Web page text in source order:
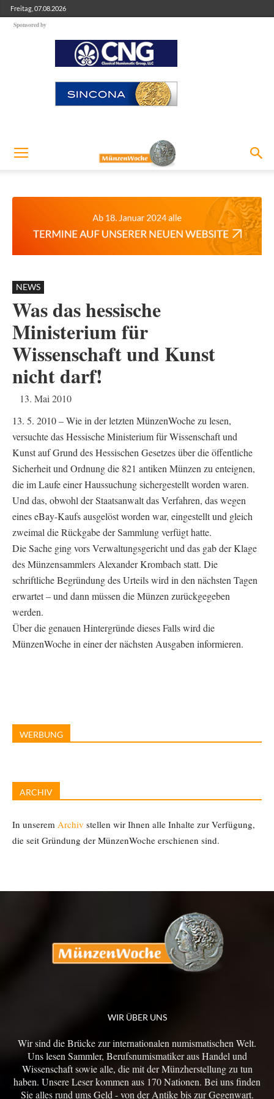
Freitag, 07.08.2026
Sponsored by
NEWS
Was das hessische
Ministerium für
Wissenschaft und Kunst
nicht darf!
13. Mai 2010
13. 5. 2010 – Wie in der letzten MünzenWoche zu lesen,
versuchte das Hessische Ministerium für Wissenschaft und
Kunst auf Grund des Hessischen Gesetzes über die öffentliche
Sicherheit und Ordnung die 821 antiken Münzen zu enteignen,
die im Laufe einer Haussuchung sichergestellt worden waren.
Und das, obwohl der Staatsanwalt das Verfahren, das wegen
eines eBay-Kaufs ausgelöst worden war, eingestellt und gleich
zweimal die Rückgabe der Sammlung verfügt hatte.
Die Sache ging vors Verwaltungsgericht und das gab der Klage
des Münzensammlers Alexander Krombach statt. Die
schriftliche Begründung des Urteils wird in den nächsten Tagen
erwartet – und dann müssen die Münzen zurückgegeben
werden.
Über die genauen Hintergründe dieses Falls wird die
MünzenWoche in einer der nächsten Ausgaben informieren.
WERBUNG
ARCHIV
In unserem Archiv stellen wir Ihnen alle Inhalte zur Verfügung,
die seit Gründung der MünzenWoche erschienen sind.
WIR ÜBER UNS
Wir sind die Brücke zur internationalen numismatischen Welt.
Uns lesen Sammler, Berufsnumismatiker aus Handel und
Wissenschaft sowie alle, die mit der Münzherstellung zu tun
haben. Unsere Leser kommen aus 170 Nationen. Bei uns finden
Sie alles rund ums Geld - von der Antike bis zur Gegenwart.